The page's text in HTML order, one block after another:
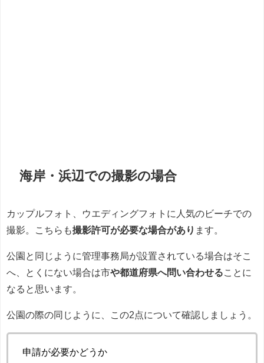
海岸・浜辺での撮影の場合
カップルフォト、ウエディングフォトに人気のビーチでの
撮影。こちらも撮影許可が必要な場合があり ます。
公園と同じように管理事務局が設置されている場合はそこ
へ、とくにない場合は市や都道府県へ問い合わせることに
なると思います。
公園の際の同じように、この2点について確認しましょう。
申請が必要かどうか